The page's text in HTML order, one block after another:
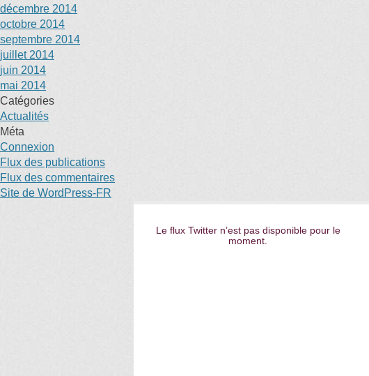
décembre 2014
octobre 2014
septembre 2014
juillet 2014
juin 2014
mai 2014
Catégories
Actualités
Méta
Connexion
Flux des publications
Flux des commentaires
Site de WordPress-FR
Le flux Twitter n’est pas disponible pour le
moment.